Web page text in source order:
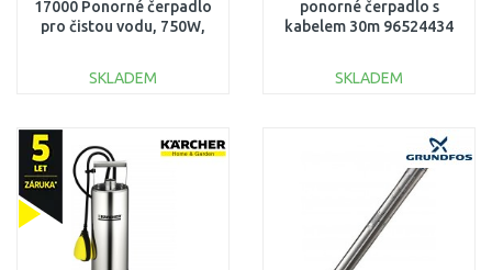
17000 Ponorné čerpadlo
pro čistou vodu, 750W,
SKLADEM
Porovnat
ponorné čerpadlo s
kabelem 30m 96524434
SKLADEM